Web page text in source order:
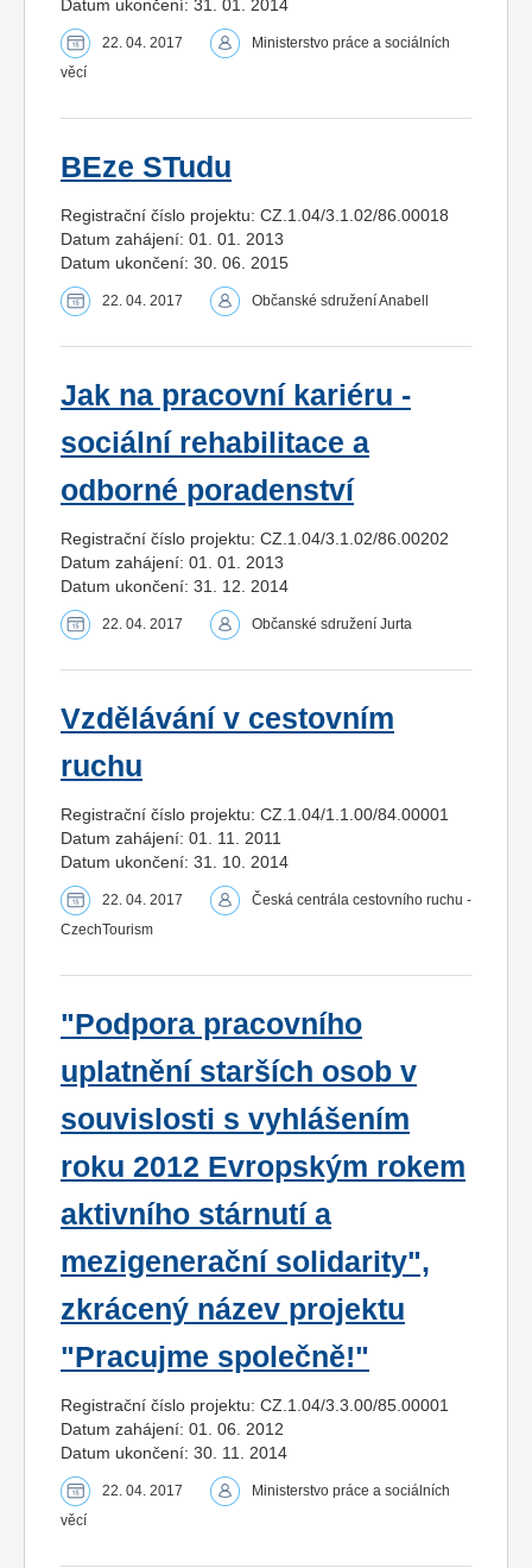
Datum ukončení: 31. 01. 2014
22. 04. 2017
Ministerstvo práce a sociálních
věcí
BEze STudu
Registrační číslo projektu: CZ.1.04/3.1.02/86.00018
Datum zahájení: 01. 01. 2013
Datum ukončení: 30. 06. 2015
22. 04. 2017 Občanské sdružení Anabell
Jak na pracovní kariéru -
sociální rehabilitace a
odborné poradenství
Registrační číslo projektu: CZ.1.04/3.1.02/86.00202
Datum zahájení: 01. 01. 2013
Datum ukončení: 31. 12. 2014
22. 04. 2017 Občanské sdružení Jurta
Vzdělávání v cestovním
ruchu
Registrační číslo projektu: CZ.1.04/1.1.00/84.00001
Datum zahájení: 01. 11. 2011
Datum ukončení: 31. 10. 2014
22. 04. 2017
Česká centrála cestovního ruchu -
CzechTourism
"Podpora pracovního
uplatnění starších osob v
souvislosti s vyhlášením
roku 2012 Evropským rokem
aktivního stárnutí a
mezigenerační solidarity",
zkrácený název projektu
"Pracujme společně!"
Registrační číslo projektu: CZ.1.04/3.3.00/85.00001
Datum zahájení: 01. 06. 2012
Datum ukončení: 30. 11. 2014
22. 04. 2017
Ministerstvo práce a sociálních
věcí